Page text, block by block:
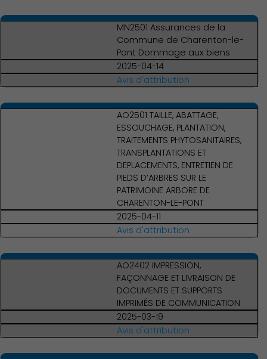
Action Sociale Solidarité
MN2501 Assurances de la
Commune de Charenton-le-
Pont Dommage aux biens
2025-04-14
Avis d'attribution
AO2501 TAILLE, ABATTAGE,
ESSOUCHAGE, PLANTATION,
TRAITEMENTS PHYTOSANITAIRES,
TRANSPLANTATIONS ET
DEPLACEMENTS, ENTRETIEN DE
PIEDS D’ARBRES SUR LE
PATRIMOINE ARBORE DE
CHARENTON-LE-PONT
2025-04-11
Avis d'attribution
AO2402 IMPRESSION,
FAÇONNAGE ET LIVRAISON DE
DOCUMENTS ET SUPPORTS
IMPRIMÉS DE COMMUNICATION
2025-03-19
Avis d'attribution